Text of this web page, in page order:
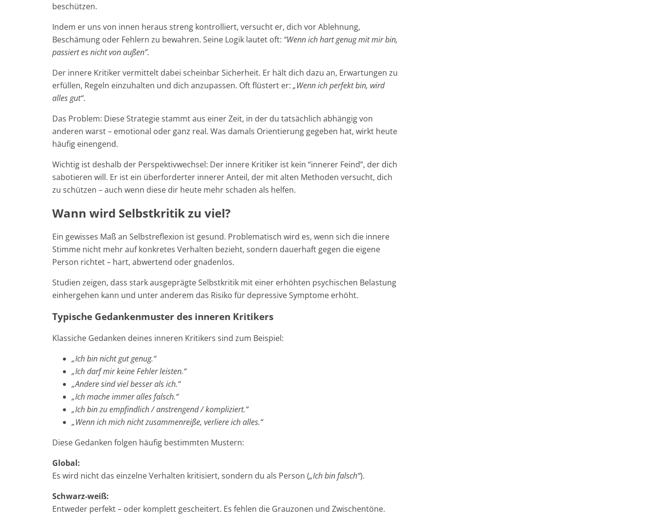
beschützen.
Indem er uns von innen heraus streng kontrolliert, versucht er, dich vor Ablehnung,
Beschämung oder Fehlern zu bewahren. Seine Logik lautet oft: “Wenn ich hart genug mit mir bin,
passiert es nicht von außen”.
Der innere Kritiker vermittelt dabei scheinbar Sicherheit. Er hält dich dazu an, Erwartungen zu
erfüllen, Regeln einzuhalten und dich anzupassen. Oft flüstert er: „Wenn ich perfekt bin, wird
alles gut“.
Das Problem: Diese Strategie stammt aus einer Zeit, in der du tatsächlich abhängig von
anderen warst – emotional oder ganz real. Was damals Orientierung gegeben hat, wirkt heute
häufig einengend.
Wichtig ist deshalb der Perspektivwechsel: Der innere Kritiker ist kein “innerer Feind”, der dich
sabotieren will. Er ist ein überforderter innerer Anteil, der mit alten Methoden versucht, dich
zu schützen – auch wenn diese dir heute mehr schaden als helfen.​
Wann wird Selbstkritik zu viel?
Ein gewisses Maß an Selbstreflexion ist gesund. Problematisch wird es, wenn sich die innere
Stimme nicht mehr auf konkretes Verhalten bezieht, sondern dauerhaft gegen die eigene
Person richtet – hart, abwertend oder gnadenlos.
Studien zeigen, dass stark ausgeprägte Selbstkritik mit einer erhöhten psychischen Belastung
einhergehen kann und unter anderem das Risiko für depressive Symptome erhöht.
Typische Gedankenmuster des inneren Kritikers
Klassiche Gedanken deines inneren Kritikers sind zum Beispiel:
„Ich bin nicht gut genug.“
„Ich darf mir keine Fehler leisten.“
„Andere sind viel besser als ich.“
„Ich mache immer alles falsch.“
„Ich bin zu empfindlich / anstrengend / kompliziert.“
„Wenn ich mich nicht zusammenreiße, verliere ich alles.“
Diese Gedanken folgen häufig bestimmten Mustern:
Global:
Es wird nicht das einzelne Verhalten kritisiert, sondern du als Person („Ich bin falsch“).
Schwarz‑weiß:
Entweder perfekt – oder komplett gescheitert. Es fehlen die Grauzonen und Zwischentöne.